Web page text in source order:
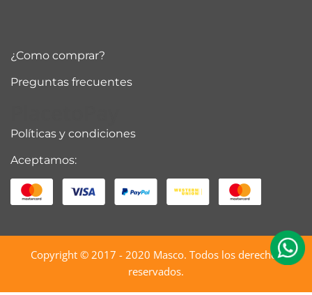
¿Como comprar?
Preguntas frecuentes
Políticas y condiciones
Aceptamos:
Copyright © 2017 - 2020 Masco. Todos los derechos
reservados.